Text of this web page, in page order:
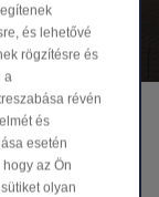
és lehetővé
rögzítésre és
a
révén
és
esetén
az Ön
olyan